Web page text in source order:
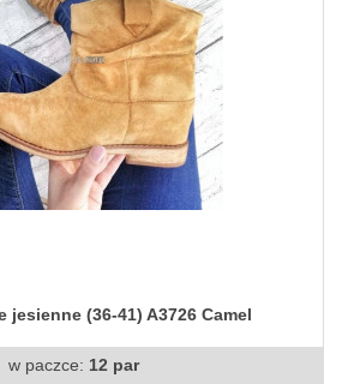
jesienne (36-41) A3726 Camel
w paczce: 12 par